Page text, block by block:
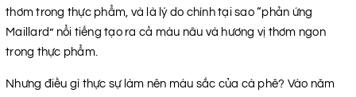
thơm trong thực phẩm, và là lý do chính tại sao “phản ứng
Maillard” nổi tiếng tạo ra cả màu nâu và hương vị thơm ngon
trong thực phẩm.
Nhưng điều gì thực sự làm nên màu sắc của cà phê? Vào năm